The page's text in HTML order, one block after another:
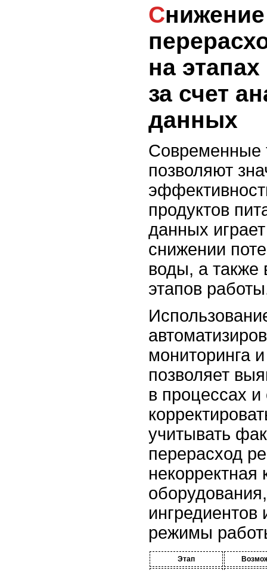
Снижение потерь и
на
за счет
данных
Современные
позволяют
продуктов
данных
снижении
воды, а также
этапов
мониторинга
позволяет
в процессах и
учитывать
перерасход
некорректная
режимы
Этап